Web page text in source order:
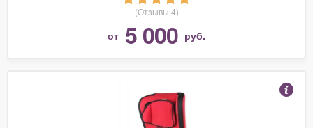
(Отзывы 4)
от 5 000 руб.